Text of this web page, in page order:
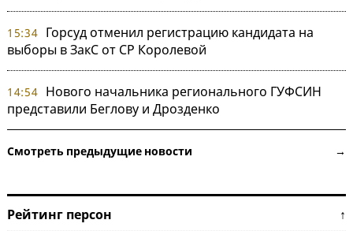
15:34 Горсуд отменил регистрацию кандидата на
выборы в ЗакС от СР Королевой
14:54 Нового начальника регионального ГУФСИН
представили Беглову и Дрозденко
Смотреть предыдущие новости →
Рейтинг персон ↑